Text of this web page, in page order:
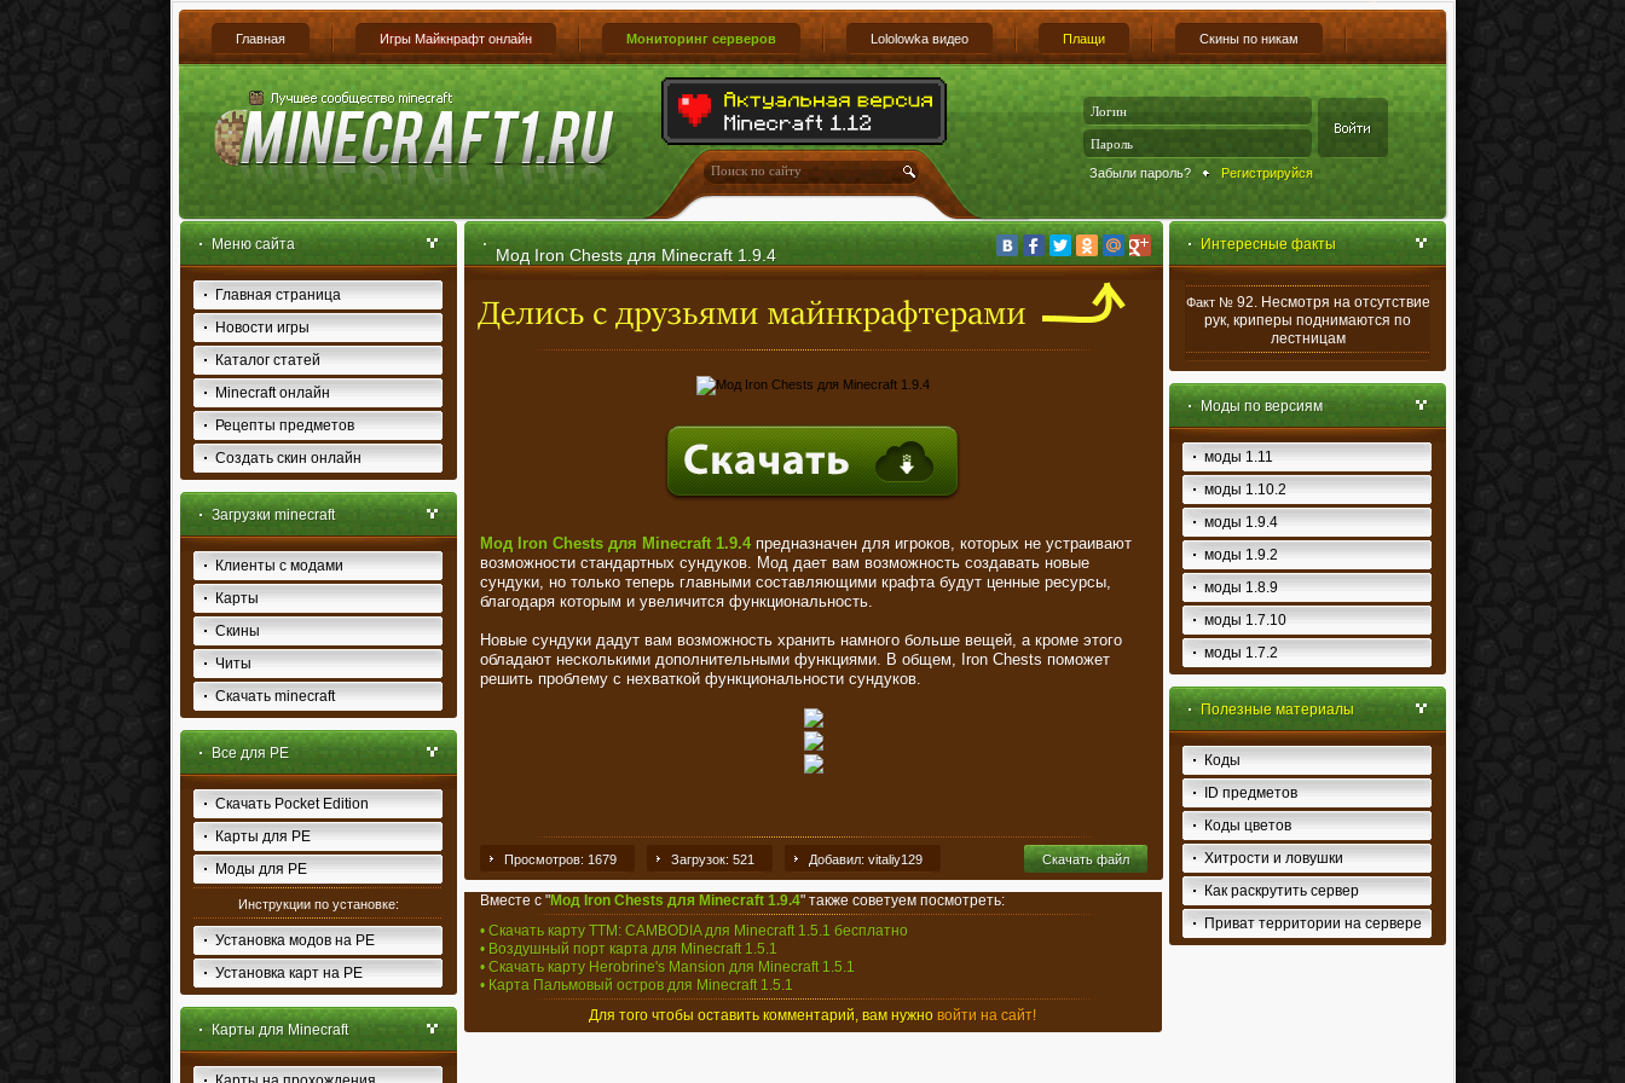
Главная Игры Майкнрафт онлайн Мониторинг серверов Lololowka видео Плащи Скины по никам
Забыли пароль? Регистрируйся
Меню сайта
Главная страница
Новости игры
Каталог статей
Minecraft онлайн
Рецепты предметов
Создать скин онлайн
Загрузки minecraft
Клиенты с модами
Карты
Скины
Читы
Скачать minecraft
Все для PE
Скачать Pocket Edition
Карты для PE
Моды для PE
Инструкции по установке:
Установка модов на PE
Установка карт на PE
Карты для Minecraft
Интересные факты
Факт № 92. Несмотря на отсутствие
рук, криперы поднимаются по
лестницам
Моды по версиям
моды 1.11
моды 1.10.2
моды 1.9.4
моды 1.9.2
моды 1.8.9
моды 1.7.10
моды 1.7.2
Полезные материалы
Коды
ID предметов
Коды цветов
Хитрости и ловушки
Как раскрутить сервер
Приват территории на сервере
Мод Iron Chests для Minecraft 1.9.4
Мод Iron Chests для Minecraft 1.9.4предназначен для игроков, которых не устраивают
возможности стандартных сундуков. Мод дает вам возможность создавать новые
сундуки, но только теперь главными составляющими крафта будут ценные ресурсы,
благодаря которым и увеличится функциональность.
Новые сундуки дадут вам возможность хранить намного больше вещей, а кроме этого
обладают несколькими дополнительными функциями. В общем, Iron Chests поможет
решить проблему с нехваткой функциональности сундуков.
Просмотров: 1679 Загрузок: 521 Добавил: vitaliy129 Скачать файл
Вместе с "Мод Iron Chests для Minecraft 1.9.4" также советуем посмотреть:
• Скачать карту TTM: CAMBODIA для Minecraft 1.5.1 бесплатно
• Воздушный порт карта для Minecraft 1.5.1
• Скачать карту Herobrine's Mansion для Minecraft 1.5.1
• Карта Пальмовый остров для Minecraft 1.5.1
Для того чтобы оставить комментарий, вам нужно войти на сайт!